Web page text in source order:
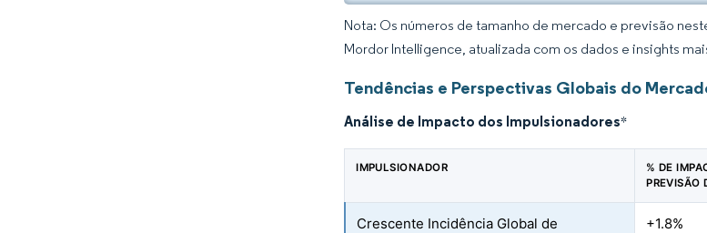
Nota: Os números de tamanho de mercado e previsão
Mordor Intelligence, atualizada com os dados e insights
Tendências e Perspectivas Globais do
Análise de Impacto dos Impulsionadores*
IMPULSIONADOR
% DE
PREVISÃO
Crescente Incidência Global de
+1.8%